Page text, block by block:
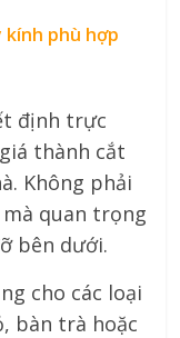
kính phù hợp
định trực
thành cắt
Không phải
quan trọng
bên dưới.
cho các loại
bàn trà hoặc